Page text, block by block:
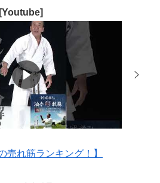
売れ筋ランキング！】